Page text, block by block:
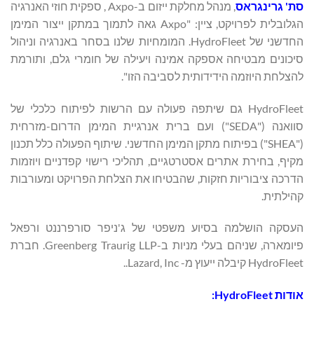
סת' גרינגראס
, מנהל מחלקת ייזום ב-Axpo , ספקית חוזי האנרגיה
הגלובלית לפרויקט, ציין: "Axpo גאה לתמוך במתקן ייצור המימן
החדשני של HydroFleet. המומחיות שלנו בסחר באנרגיה וניהול
סיכונים מבטיחה אספקה ​​אמינה ויעילה של חומרי גלם, ותורמת
להצלחת היוזמה הידידותית לסביבה הזו".
HydroFleet גם שיתפה פעולה עם הרשות לפיתוח כלכלי של
סוואנה ("SEDA") ועם ברית אנרגיית המימן הדרום-מזרחית
("SHEA") בפיתוח מתקן המימן החדשני. שיתוף הפעולה כלל תכנון
מקיף, בחירת אתרים אסטרטגיים, תהליכי רישוי קפדניים ויוזמות
הדרכה ציבוריות חזקות, שהבטיחו את הצלחת הפרויקט ומעורבות
קהילתית.
העסקה הושלמה בסיוע משפטי של ג'ניפר סורפרננט ורפאל
פיומארה, שניהם בעלי מניות ב-Greenberg Traurig LLP. חברת
HydroFleet קיבלה ייעוץ מ- Lazard, Inc..
אודות HydroFleet: